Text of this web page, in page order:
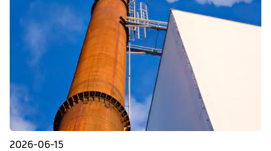
2026-06-15